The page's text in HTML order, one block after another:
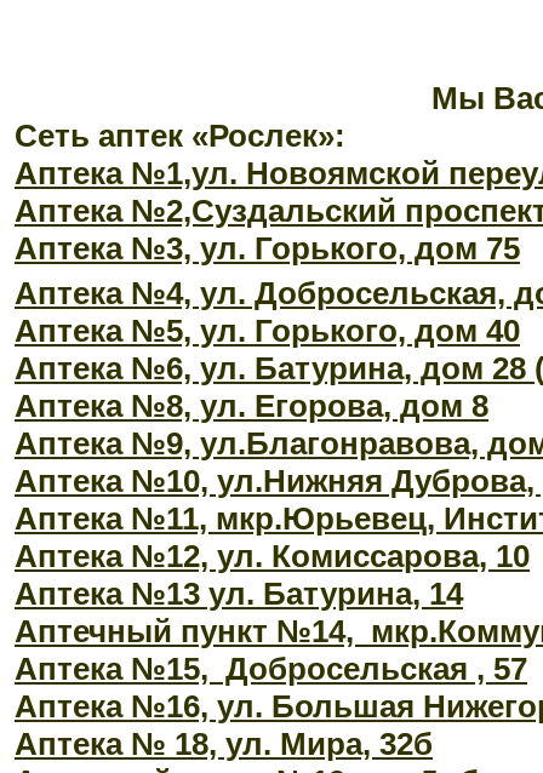
Мы
Сеть аптек «Рослек»:
Аптека №1,ул. Новоямской
Аптека №2,Суздальский
Аптека №3, ул. Горького, дом 75
Аптека №4, ул. Добросельская,
Аптека №5, ул. Горького, дом 40
Аптека №6, ул. Батурина, дом 28
Аптека №8, ул. Егорова, дом 8
Аптека №9, ул.Благонравова,
Аптека №10, ул.Нижняя Дуброва,
Аптека №11, мкр.Юрьевец,
Аптека №12, ул. Комиссарова, 10
Аптека №13 ул. Батурина, 14
Аптечный пункт №14,
Аптека №15, Добросельская , 57
Аптека №16, ул. Большая
Аптека № 18, ул. Мира, 32б